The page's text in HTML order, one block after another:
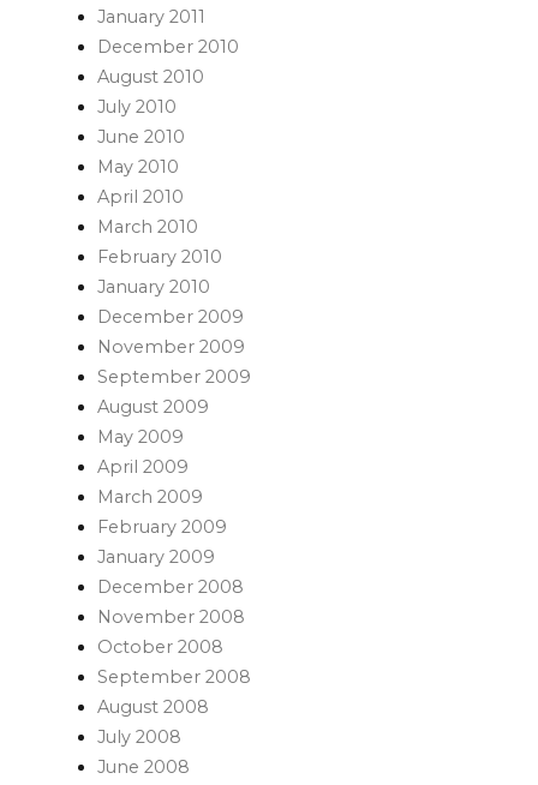
January 2011
December 2010
August 2010
July 2010
June 2010
May 2010
April 2010
March 2010
February 2010
January 2010
December 2009
November 2009
September 2009
August 2009
May 2009
April 2009
March 2009
February 2009
January 2009
December 2008
November 2008
October 2008
September 2008
August 2008
July 2008
June 2008